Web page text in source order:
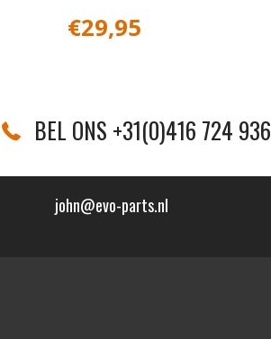
€29,95
BEL ONS +31(0)416 724 936
john@evo-parts.nl